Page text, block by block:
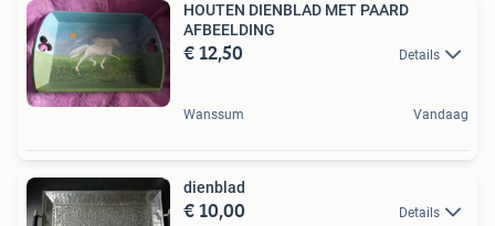
HOUTEN DIENBLAD MET PAARD
AFBEELDING
€ 12,50 Details
Wanssum Vandaag
dienblad
€ 10,00 Details